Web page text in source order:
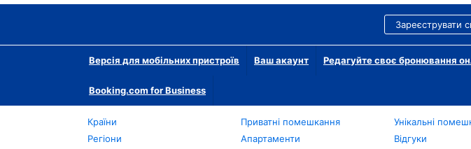
Зареєструвати
Версія для мобільних пристроїв Ваш акаунт Редагуйте своє бронювання
Booking.com for Business
Країни
Регіони
Приватні помешкання
Апартаменти
Унікальні
Відгуки